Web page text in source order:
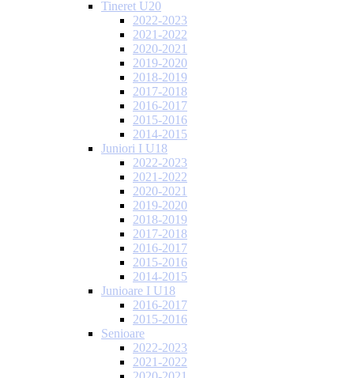
Tineret U20
2022-2023
2021-2022
2020-2021
2019-2020
2018-2019
2017-2018
2016-2017
2015-2016
2014-2015
Juniori I U18
2022-2023
2021-2022
2020-2021
2019-2020
2018-2019
2017-2018
2016-2017
2015-2016
2014-2015
Junioare I U18
2016-2017
2015-2016
Senioare
2022-2023
2021-2022